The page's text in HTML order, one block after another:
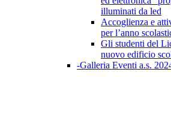
illuminati da led
Accoglienza e
per l’anno
Gli studenti del
nuovo edificio
-Galleria Eventi a.s.